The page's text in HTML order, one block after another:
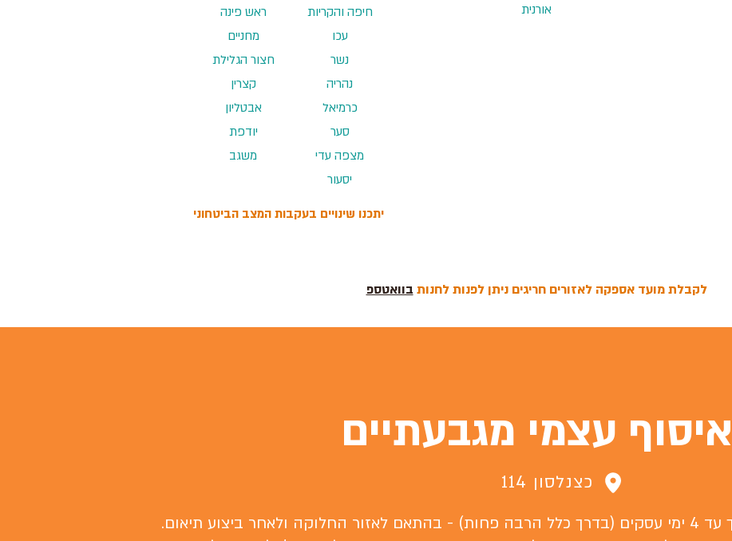
ראש פינה
מחניים
חצור הגלילת
קצרין
אבטליון
יודפת
משגב
חיפה והקריות
עכו
נשר
נהריה
כרמיאל
סער
מצפה עדי
יסעור
יתכנו שינויים בעקבות המצב הביטחוני
אורנית
לקבלת מועד אספקה לאזורים חריגים ניתן לפנות לחנות בוואטספ
איסוף עצמי מגבעתיים
כצנלסון 114
תיאום.